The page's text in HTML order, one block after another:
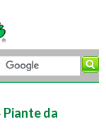
Piante da